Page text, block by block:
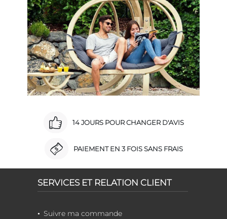
14 JOURS POUR CHANGER D'AVIS
PAIEMENT EN 3 FOIS SANS FRAIS
SERVICES ET RELATION CLIENT
Suivre ma commande